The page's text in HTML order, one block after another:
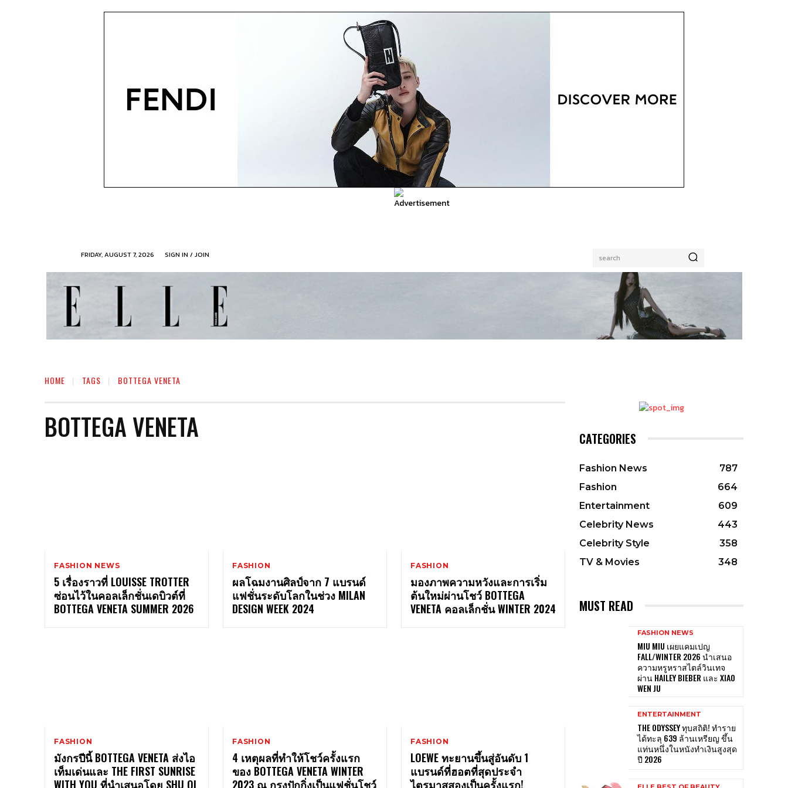
FRIDAY, AUGUST 7, 2026 search
SIGN IN / JOIN
HOME TAGS BOTTEGA VENETA
BOTTEGA VENETA
FASHION NEWS
5 เรื่องราวที่ LOUISSE TROTTER
ซ่อนไว้ในคอลเล็กชั่นเดบิวต์ที่
BOTTEGA VENETA SUMMER 2026
FASHION
ผลโฉมงานศิลป์จาก 7 แบรนด์
แฟชั่นระดับโลกในช่วง MILAN
DESIGN WEEK 2024
FASHION
มองภาพความหวังและการเริ่ม
ต้นใหม่ผ่านโชว์ BOTTEGA
VENETA คอลเล็กชั่น WINTER 2024
FASHION
มังกรปีนี้ BOTTEGA VENETA ส่งไอ
เท็มเด่นและ THE FIRST SUNRISE
WITH YOU ที่นำเสนอโดย SHU QI
FASHION
4 เหตุผลที่ทำให้โชว์ครั้งแรก
ของ BOTTEGA VENETA WINTER
2023 ณ กรุงปักกิ่งเป็นแฟชั่นโชว์
FASHION
LOEWE ทะยานขึ้นสู่อันดับ 1
แบรนด์ที่ฮอตที่สุดประจำ
ไตรมาสสองเป็นครั้งแรก!
CATEGORIES
Fashion News
787
Fashion
664
Entertainment
609
Celebrity News
443
Celebrity Style
358
TV & Movies
348
MUST READ
FASHION NEWS
MIU MIU เผยแคมเปญ
FALL/WINTER 2026 นำเสนอ
ความหรูหราสไตล์วินเทจ
ผ่าน HAILEY BIEBER และ XIAO
WEN JU
ENTERTAINMENT
THE ODYSSEY ทุบสถิติ! ทำราย
ได้ทะลุ 639 ล้านเหรียญ ขึ้น
แท่นหนึ่งในหนังทำเงินสูงสุด
ปี 2026